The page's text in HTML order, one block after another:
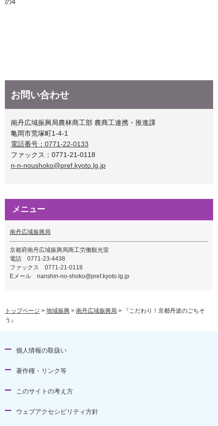
お問い合わせ
南丹広域振興局農林商工部 農商工連携・推進課
亀岡市荒塚町1-4-1
電話番号：0771-22-0133
ファックス：0771-21-0118
n-n-noushoko@pref.kyoto.lg.jp
メニュー
南丹広域振興局
京都府南丹広域振興局商工労働観光室
電話 0771-23-4438
ファックス 0771-21-0118
Eメール nanshin-no-shoko@pref.kyoto.lg.jp
トップページ > 地域振興 > 南丹広域振興局 > 『こだわり！京都丹波のごちそ
う』
個人情報の取扱い
著作権・リンク等
このサイトの考え方
ウェブアクセシビリティ方針